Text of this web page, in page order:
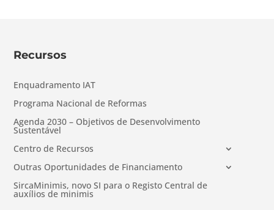
Recursos
Enquadramento IAT
Programa Nacional de Reformas
Agenda 2030 – Objetivos de Desenvolvimento
Sustentável
Centro de Recursos
Outras Oportunidades de Financiamento
SircaMinimis, novo SI para o Registo Central de
auxílios de minimis